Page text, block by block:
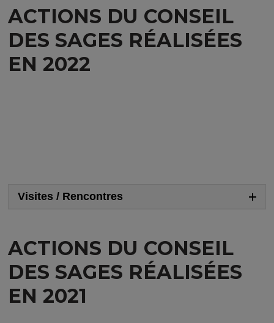
ACTIONS DU CONSEIL
DES SAGES RÉALISÉES
EN 2022
Visites / Rencontres
ACTIONS DU CONSEIL
DES SAGES RÉALISÉES
EN 2021